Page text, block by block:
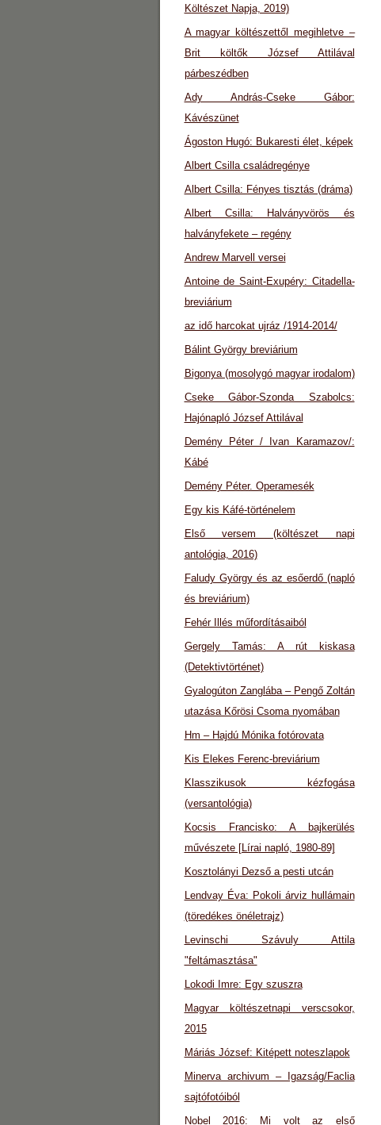
Költészet Napja, 2019)
A magyar költészettől megihletve –
Brit költők József Attilával
párbeszédben
Ady András-Cseke Gábor:
Kávészünet
Ágoston Hugó: Bukaresti élet, képek
Albert Csilla családregénye
Albert Csilla: Fényes tisztás (dráma)
Albert Csilla: Halványvörös és
halványfekete – regény
Andrew Marvell versei
Antoine de Saint-Exupéry: Citadella-
breviárium
az idő harcokat ujráz /1914-2014/
Bálint György breviárium
Bigonya (mosolygó magyar irodalom)
Cseke Gábor-Szonda Szabolcs:
Hajónapló József Attilával
Demény Péter / Ivan Karamazov/:
Kábé
Demény Péter. Operamesék
Egy kis Káfé-történelem
Első versem (költészet napi
antológia, 2016)
Faludy György és az esőerdő (napló
és breviárium)
Fehér Illés műfordításaiból
Gergely Tamás: A rút kiskasa
(Detektivtörténet)
Gyalogúton Zanglába – Pengő Zoltán
utazása Kőrösi Csoma nyomában
Hm – Hajdú Mónika fotórovata
Kis Elekes Ferenc-breviárium
Klasszikusok kézfogása
(versantológia)
Kocsis Francisko: A bajkerülés
művészete [Lírai napló, 1980-89]
Kosztolányi Dezső a pesti utcán
Lendvay Éva: Pokoli árviz hullámain
(töredékes önéletrajz)
Levinschi Szávuly Attila
"feltámasztása"
Lokodi Imre: Egy szuszra
Magyar költészetnapi verscsokor,
2015
Máriás József: Kitépett noteszlapok
Minerva archivum – Igazság/Faclia
sajtófotóiból
Nobel 2016: Mi volt az első